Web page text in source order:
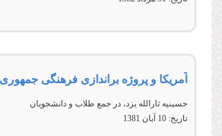
آمریکا و پروژه براندازی فرهنگی
حسينیه ثارالله يزد، در جمع طلاب و دانشجويان
تاریخ: 10 آبان 1381